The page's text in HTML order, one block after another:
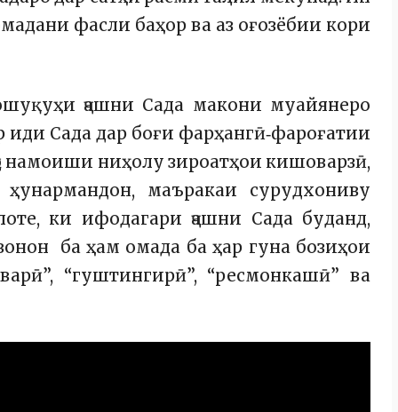
фасли баҳор ва аз оғозёбии кори
ҷашни Сада макони муайянеро
Сада дар боғи фарҳангӣ‑фароғатии
намоиши ниҳолу зироатҳои кишоварзӣ,
маъракаи сурудхониву
ки ифодагари ҷашни Сада буданд,
ба ҳам омада ба ҳар гуна бозиҳои
“гуштингирӣ”, “ресмонкашӣ” ва